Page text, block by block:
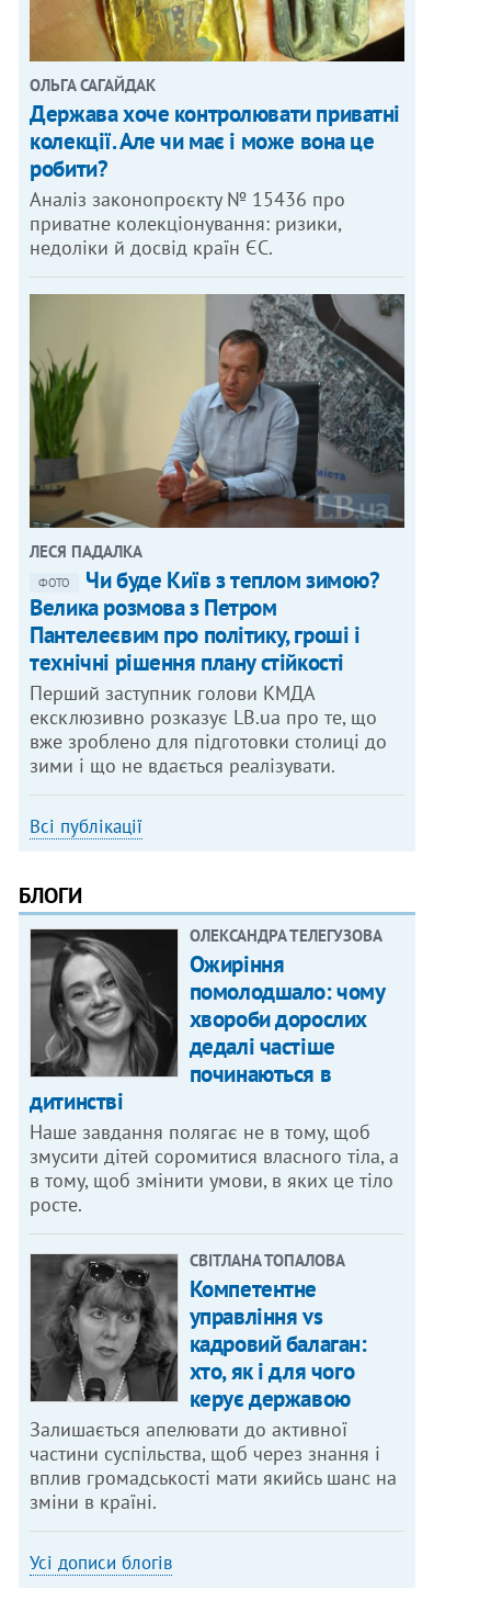
ОЛЬГА САГАЙДАК
Держава хоче контролювати приватні
колекції. Але чи має і може вона це
робити?
Аналіз законопроєкту № 15436 про
приватне колекціонування: ризики,
недоліки й досвід країн ЄС.
ЛЕСЯ ПАДАЛКА
ФОТО
Чи буде Київ з теплом зимою?
Велика розмова з Петром
Пантелеєвим про політику, гроші і
технічні рішення плану стійкості
Перший заступник голови КМДА
ексклюзивно розказує LB.ua про те, що
вже зроблено для підготовки столиці до
зими і що не вдається реалізувати.
Всі публікації
БЛОГИ
ОЛЕКСАНДРА ТЕЛЕГУЗОВА
Ожиріння
помолодшало: чому
хвороби дорослих
дедалі частіше
починаються в
дитинстві
Наше завдання полягає не в тому, щоб
змусити дітей соромитися власного тіла, а
в тому, щоб змінити умови, в яких це тіло
росте.
СВІТЛАНА ТОПАЛОВА
Компетентне
управління vs
кадровий балаган:
хто, як і для чого
керує державою
Залишається апелювати до активної
частини суспільства, щоб через знання і
вплив громадськості мати якийсь шанс на
зміни в країні.
Усі дописи блогів